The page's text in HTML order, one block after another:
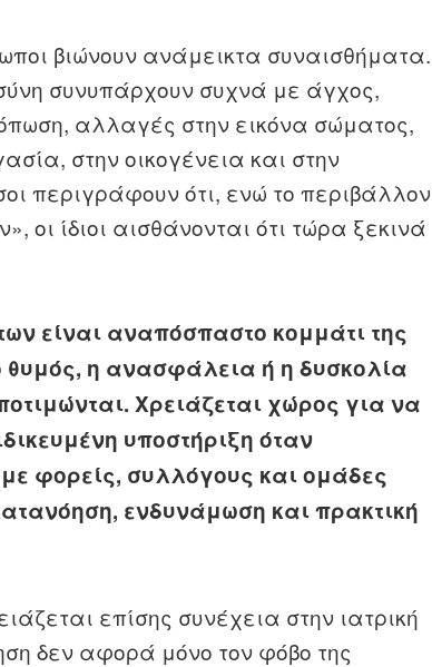
βιώνουν ανάμεικτα συναισθήματα.
συνυπάρχουν συχνά με άγχος,
αλλαγές στην εικόνα σώματος,
στην οικογένεια και στην
περιγράφουν ότι, ενώ το περιβάλλον
οι ίδιοι αισθάνονται ότι τώρα ξεκινά
είναι αναπόσπαστο κομμάτι της
η ανασφάλεια ή η δυσκολία
Χρειάζεται χώρος για να
υποστήριξη όταν
φορείς, συλλόγους και ομάδες
ενδυνάμωση και πρακτική
επίσης συνέχεια στην ιατρική
δεν αφορά μόνο τον φόβο της